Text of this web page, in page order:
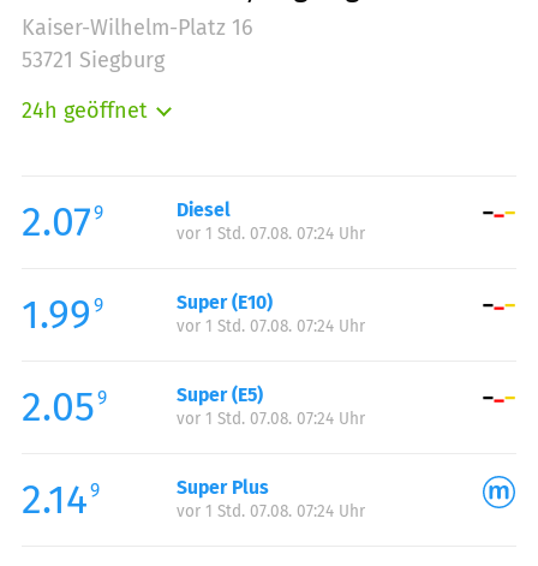
Kaiser-Wilhelm-Platz 16
53721 Siegburg
24h geöffnet
Mittwoch:
00:00-24:00
Donnerstag:
Samstag:
00:00-24:00
Sonntag:
2.079 Diesel
vor 1 Std. 07.08. 07:24 Uhr
1.99 9 Super (E10)
vor 1 Std. 07.08. 07:24 Uhr
2.059 Super (E5)
vor 1 Std. 07.08. 07:24 Uhr
2.149 Super Plus
vor 1 Std. 07.08. 07:24 Uhr